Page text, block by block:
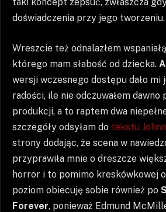
taki koncept zepsuć, zwłaszcza
doświadczenia przy jego tworzeniu.
Wreszcie też odnalazłem
którego mam słabość od dziecka.
wersji wczesnego dostępu dało
radości, ile nie odczuwałem dawno
produkcji, a to raptem dwa
szczegóły odsyłam do tekstu
strony dodając, że scena w
przyprawiła mnie o dreszcze
horror i to pomimo kreskówkowej
poziom obiecuję sobie również po
Forever, ponieważ Edmund